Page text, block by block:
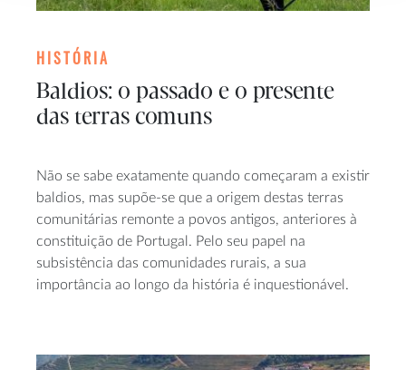
HISTÓRIA
Baldios: o passado e o presente
das terras comuns
Não se sabe exatamente quando começaram a existir
baldios, mas supõe-se que a origem destas terras
comunitárias remonte a povos antigos, anteriores à
constituição de Portugal. Pelo seu papel na
subsistência das comunidades rurais, a sua
importância ao longo da história é inquestionável.